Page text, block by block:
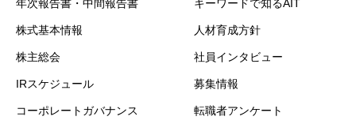
年次報告書・中間報告書
株式基本情報
株主総会
IRスケジュール
コーポレートガバナンス
キーワードで知るAIT
人材育成方針
社員インタビュー
募集情報
転職者アンケート